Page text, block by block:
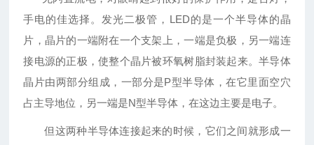
手电的佳选择。发光二极管，LED的是一个半导体的晶
片，晶片的一端附在一个支架上，一端是负极，另一端连
接电源的正极，使整个晶片被环氧树脂封装起来。半导体
晶片由两部分组成，一部分是P型半导体，在它里面空穴
占主导地位，另一端是N型半导体，在这边主要是电子。
但这两种半导体连接起来的时候，它们之间就形成一